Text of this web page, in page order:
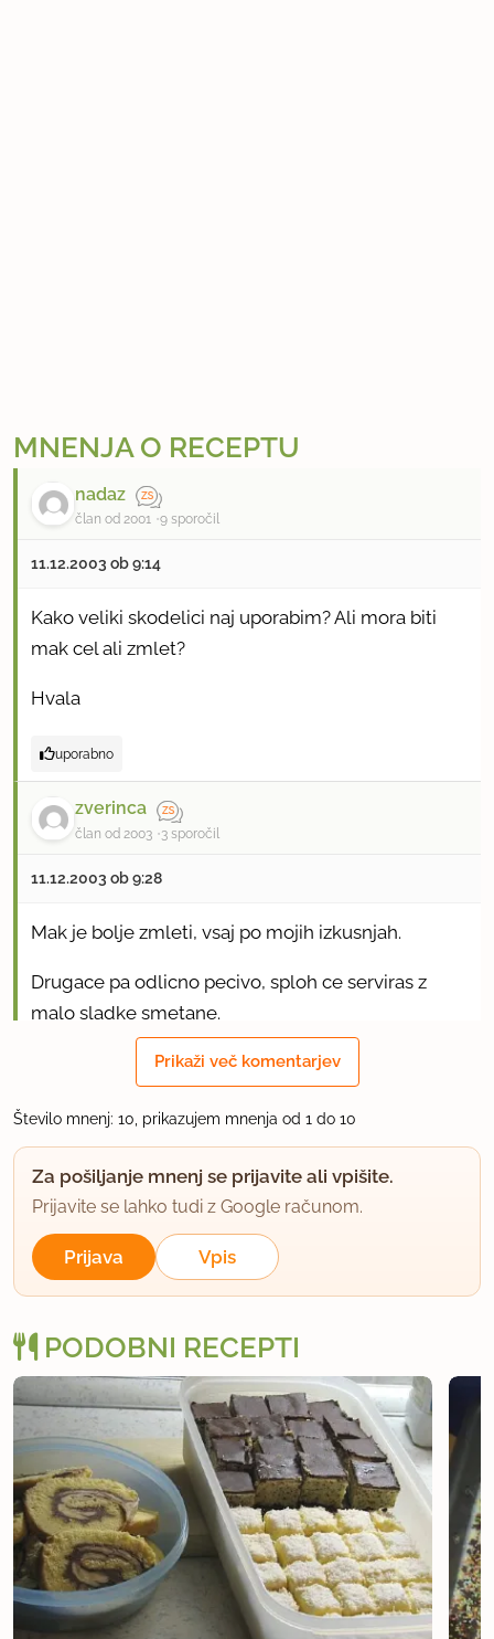
MNENJA O RECEPTU
nadaz
član od 2001 9 sporočil
11.12.2003 ob 9:14
Kako veliki skodelici naj uporabim? Ali mora biti
mak cel ali zmlet?
Hvala
uporabno
zverinca
član od 2003 3 sporočil
11.12.2003 ob 9:28
Mak je bolje zmleti, vsaj po mojih izkusnjah.
Drugace pa odlicno pecivo, sploh ce serviras z
malo sladke smetane.
capala
član od 2003 75 sporočil
11.12.2003 ob 13:57
Mak jaz zmeljem, za skodelice pa vzamem
jogurtove lončke.
Upam, da ti bo uspelo, če bos poskusila.
Lp
uporabno
Zvezdana
član od 2003 118 sporočil
12.12.2003 ob 21:40
Jaz delam to pecivo z celim makom,imam
Prikaži več komentarjev
Število mnenj: 10, prikazujem mnenja od 1 do 10
Za pošiljanje mnenj se prijavite ali vpišite.
Prijavite se lahko tudi z Google računom.
Prijava Vpis
PODOBNI RECEPTI